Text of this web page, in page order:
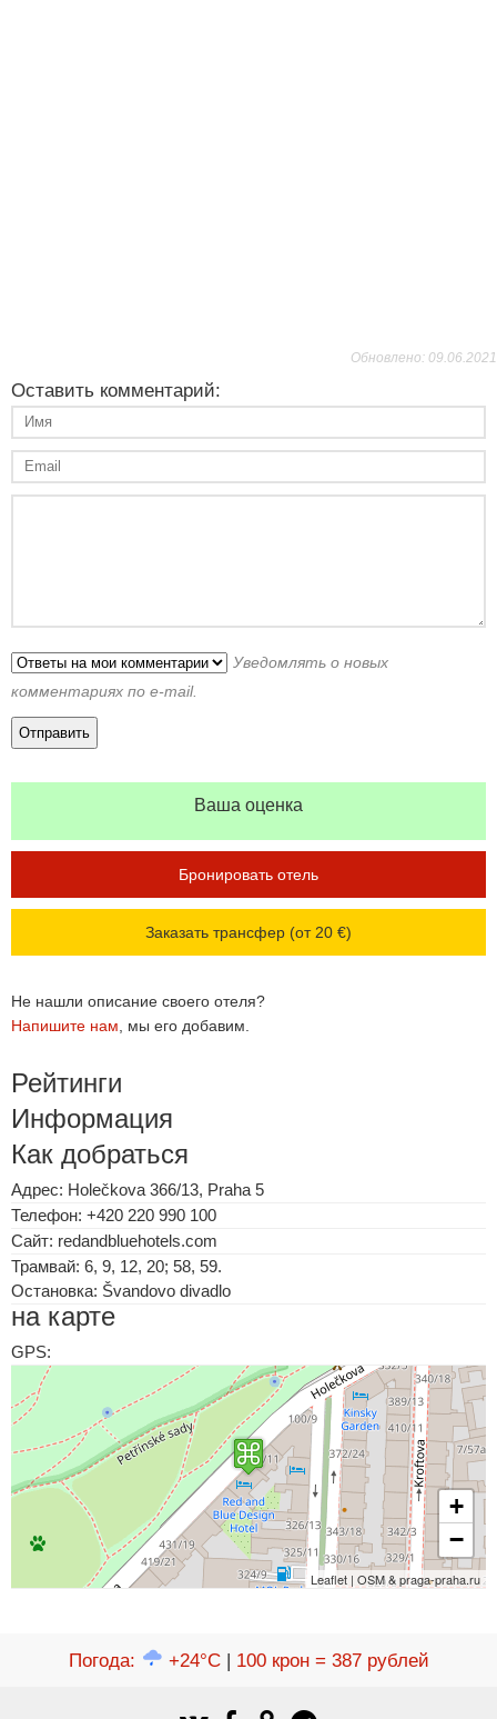
Обновлено: 09.06.2021
Оставить комментарий:
Уведомлять о новых
комментариях по e-mail.
Ваша оценка
Бронировать отель
Заказать трансфер (от 20 €)
Не нашли описание своего отеля?
Напишите нам, мы его добавим.
Рейтинги
Информация
Как добраться
Адрес: Holečkova 366/13, Praha 5
Телефон: +420 220 990 100
Сайт: redandbluehotels.com
Трамвай: 6, 9, 12, 20; 58, 59.
Остановка: Švandovo divadlo
на карте
GPS:
+
−
Leaflet | OSM & praga-praha.ru
Погода: +24°C| 100 крон = 387 рублей